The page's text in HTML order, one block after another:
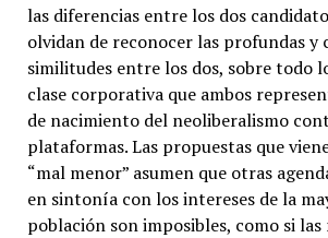
las diferencias entre los dos
olvidan de reconocer las profundas y
similitudes entre los dos, sobre todo
clase corporativa que ambos
de nacimiento del neoliberalismo
plataformas. Las propuestas que
“mal menor” asumen que otras
en sintonía con los intereses de la
población son imposibles, como si las